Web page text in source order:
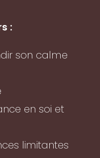
:
son calme
en soi et
limitantes